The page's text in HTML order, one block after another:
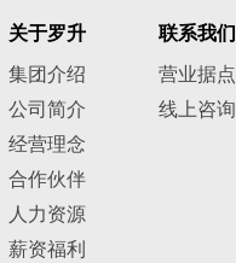
关于罗升
集团介绍
公司简介
经营理念
合作伙伴
人力资源
薪资福利
联系我们
营业据点
线上咨询